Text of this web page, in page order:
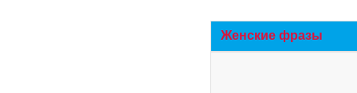
Женские фразы